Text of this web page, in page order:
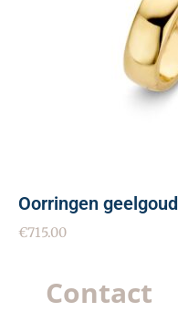
Oorringen geelgoud
€715.00
Contact